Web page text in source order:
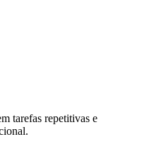
tarefas repetitivas e